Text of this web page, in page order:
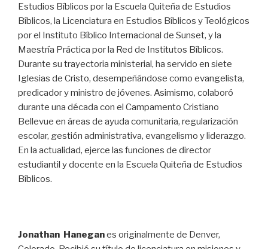
Estudios Bíblicos por la Escuela Quiteña de Estudios
Bíblicos, la Licenciatura en Estudios Bíblicos y Teológicos
por el Instituto Bíblico Internacional de Sunset, y la
Maestría Práctica por la Red de Institutos Bíblicos.
Durante su trayectoria ministerial, ha servido en siete
Iglesias de Cristo, desempeñándose como evangelista,
predicador y ministro de jóvenes. Asimismo, colaboró
durante una década con el Campamento Cristiano
Bellevue en áreas de ayuda comunitaria, regularización
escolar, gestión administrativa, evangelismo y liderazgo.
En la actualidad, ejerce las funciones de director
estudiantil y docente en la Escuela Quiteña de Estudios
Bíblicos.
Jonathan Haneganes originalmente de Denver,